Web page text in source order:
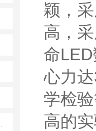
颖
高
命LED
心力达
学检验
高的实